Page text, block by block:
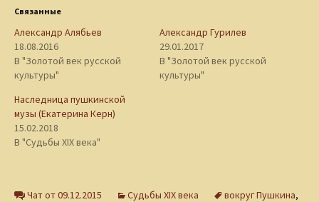
Связанные
Александр Алябьев
18.08.2016
В "Золотой век русской
культуры"
Александр Гурилев
29.01.2017
В "Золотой век русской
культуры"
Наследница пушкинской
музы (Екатерина Керн)
15.02.2018
В "Судьбы XIX века"
Чат от 09.12.2015 Судьбы XIX века вокруг Пушкина,